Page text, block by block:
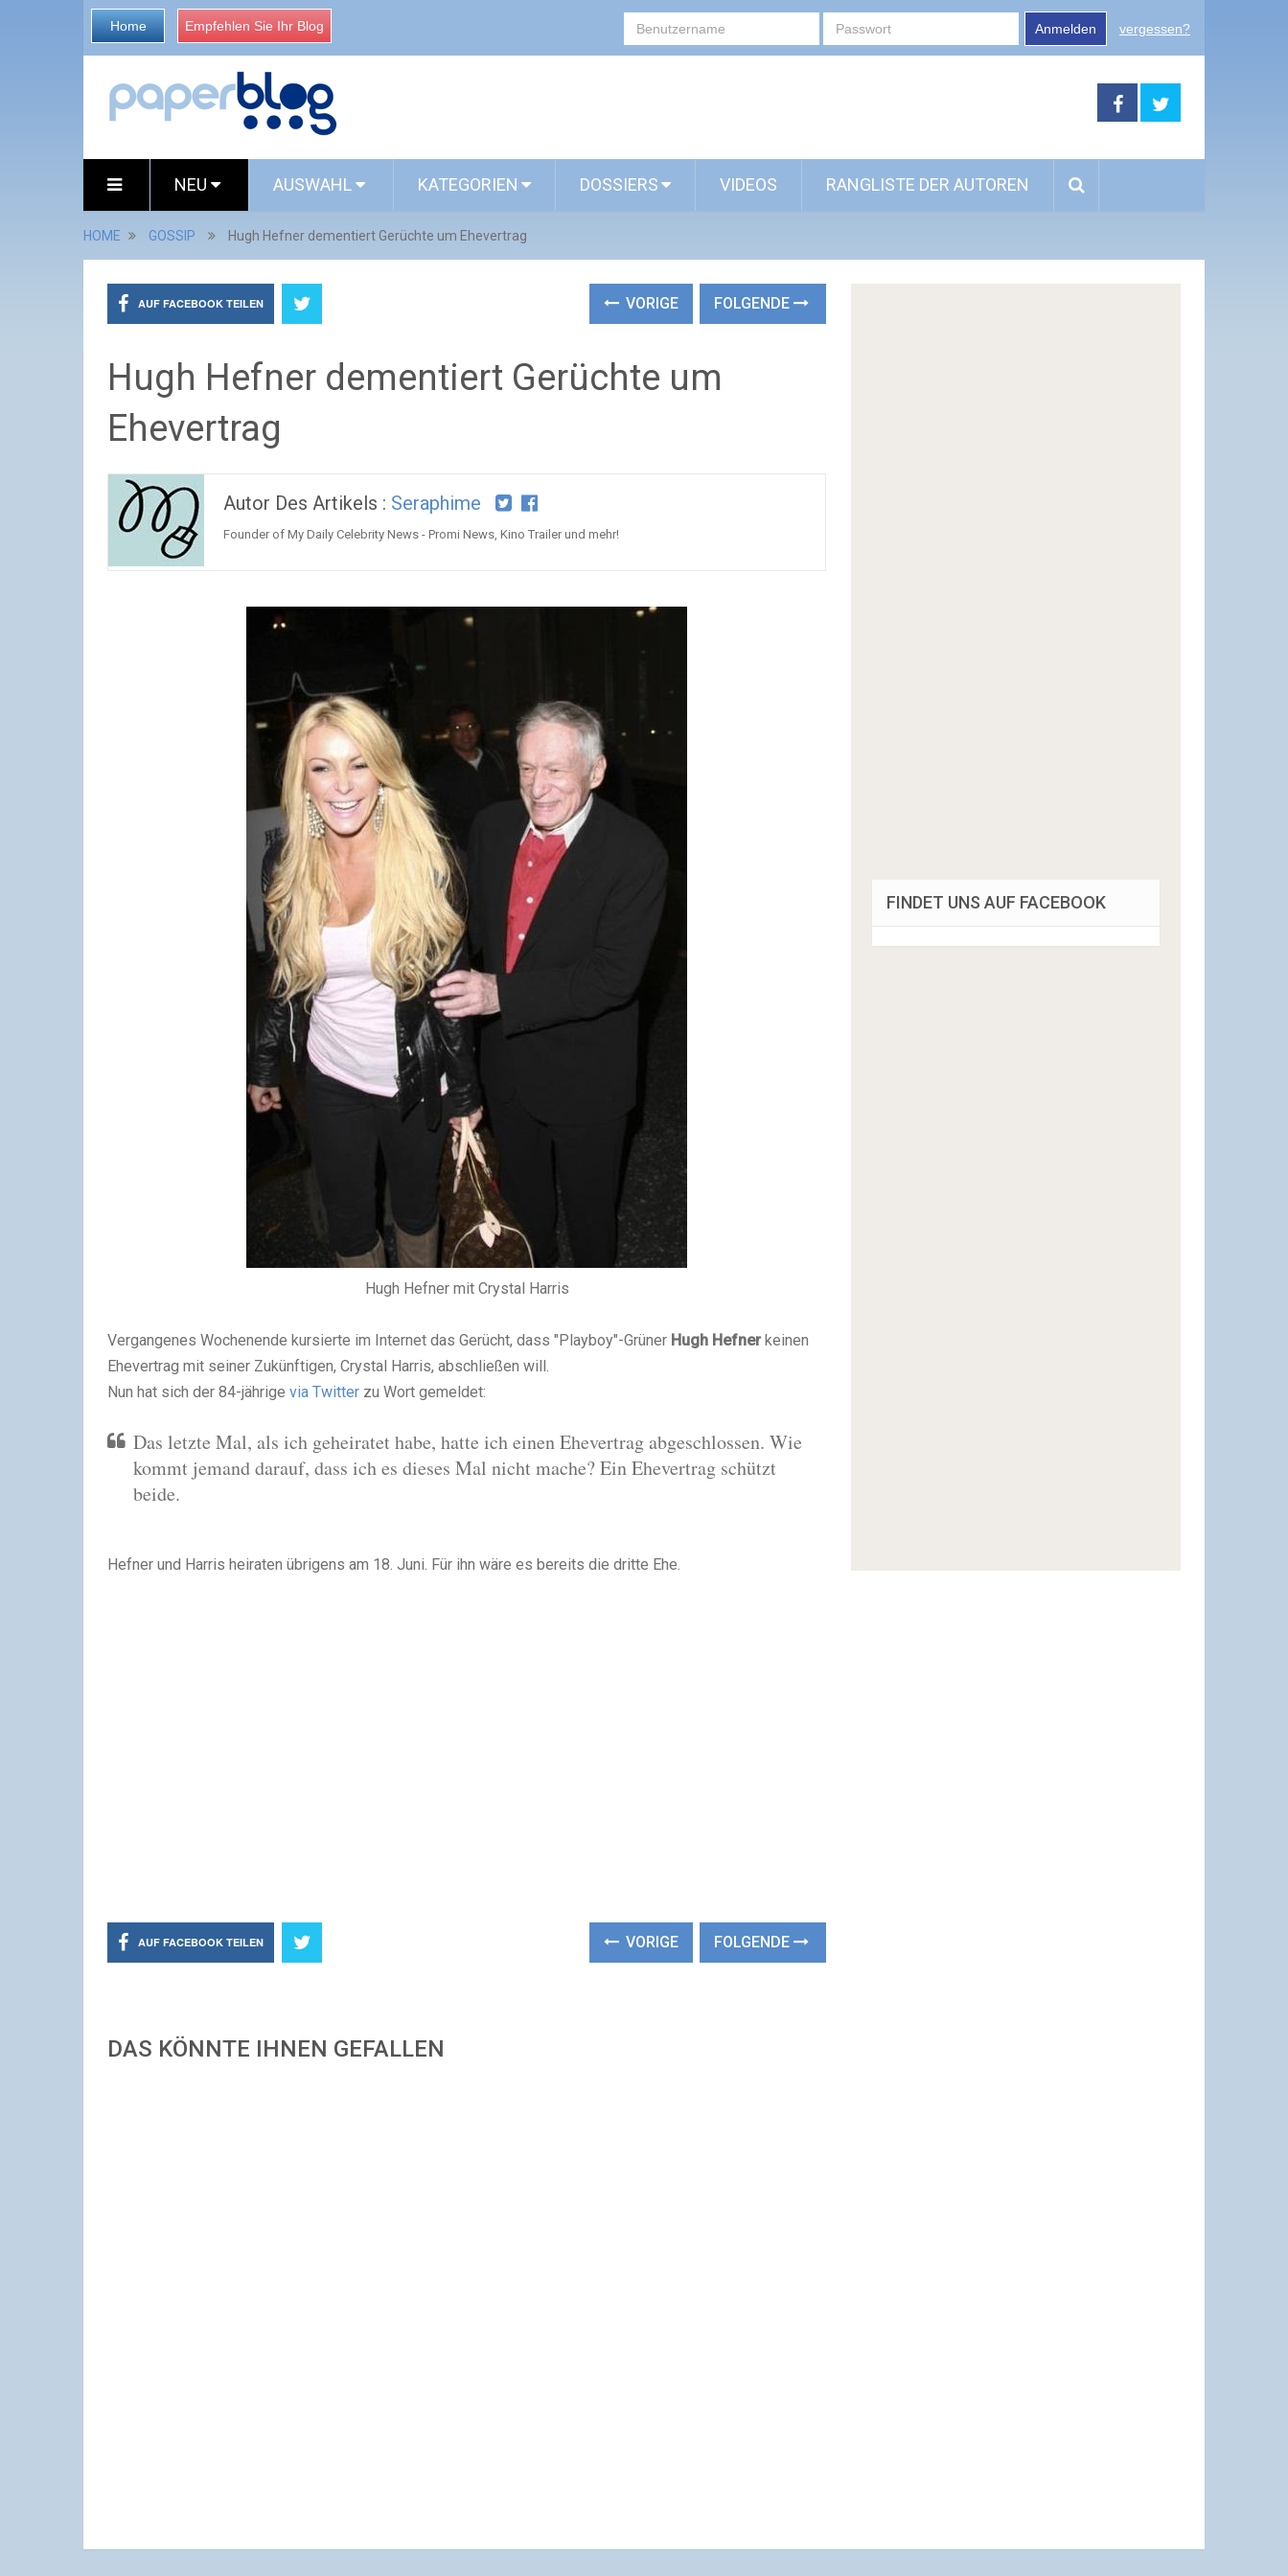
Home Empfehlen Sie Ihr Blog Anmelden vergessen?
NEU AUSWAHL KATEGORIEN DOSSIERS VIDEOS RANGLISTE DER AUTOREN
HOME GOSSIP Hugh Hefner dementiert Gerüchte um Ehevertrag
AUF FACEBOOK TEILEN VORIGE FOLGENDE
Hugh Hefner dementiert Gerüchte um
Ehevertrag
Autor Des Artikels : Seraphime
Founder of My Daily Celebrity News - Promi News, Kino Trailer und mehr!
Hugh Hefner mit Crystal Harris
Vergangenes Wochenende kursierte im Internet das Gerücht, dass "Playboy"-Grüner Hugh Hefner keinen
Ehevertrag mit seiner Zukünftigen, Crystal Harris, abschließen will.
Nun hat sich der 84-jährige via Twitter zu Wort gemeldet:
Das letzte Mal, als ich geheiratet habe, hatte ich einen Ehevertrag abgeschlossen. Wie
kommt jemand darauf, dass ich es dieses Mal nicht mache? Ein Ehevertrag schützt
beide.
Hefner und Harris heiraten übrigens am 18. Juni. Für ihn wäre es bereits die dritte Ehe.
AUF FACEBOOK TEILEN VORIGE FOLGENDE
DAS KÖNNTE IHNEN GEFALLEN
FINDET UNS AUF FACEBOOK